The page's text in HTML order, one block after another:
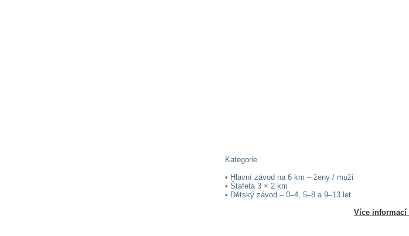
Kategorie
• Hlavní závod na 6 km – ženy / muži
• Štafeta 3 × 2 km
• Dětský závod – 0–4, 5–8 a 9–13 let
Více informací